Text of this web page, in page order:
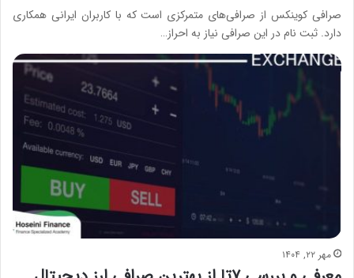
صرافی کوینکس از صرافی‌های متمرکزی است که با کاربران ایرانی همکاری
دارد. ثبت نام در این صرافی نیاز به احراز…
مهر ۲۲, ۱۴۰۴